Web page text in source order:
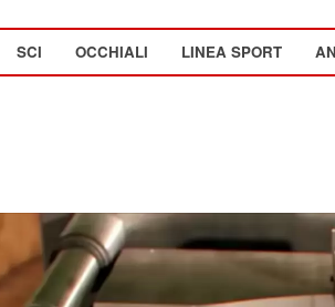
SCI OCCHIALI LINEA SPORT